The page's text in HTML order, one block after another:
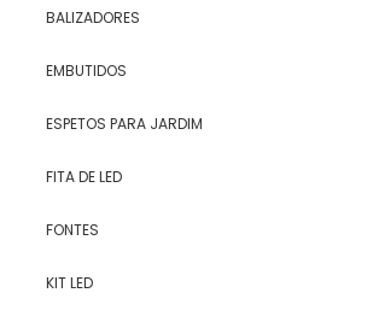
BALIZADORES
EMBUTIDOS
ESPETOS PARA JARDIM
FITA DE LED
FONTES
KIT LED